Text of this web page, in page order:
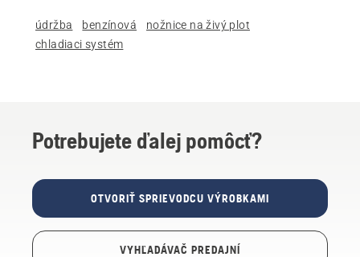
údržba benzínová
nožnice na živý plot
chladiaci systém
Potrebujete ďalej pomôcť?
OTVORIŤ SPRIEVODCU VÝROBKAMI
VYHĽADÁVAČ PREDAJNÍ